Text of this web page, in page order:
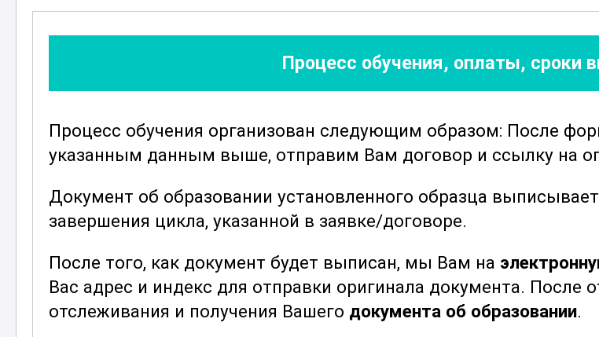
автомобилестроение, медицина и другие. Участники узнают о
выбора и использования ПВХ-материалов в зависимости от
требований и условий эксплуатации.
используемых в производстве ПВХ-композиций. Участники
принципами работы различных машин и устройств, что
понимать технологический процесс и эффективно решать
задачи.
В результате прохождения курса, слушатели смогут уверенно
ориентироваться в области
поливинилхлоридных композиций
полученные знания на практике и вносить свой вклад в развитие
промышленного производства. Курс рассчитан на специалистов,
стремящихся углубить свои знания и навыки в данной области и
Процесс обучения, оплаты, сроки
Процесс обучения организован следующим образом: После
указанным данным выше, отправим Вам договор и ссылку на
Документ об образовании установленного образца
завершения цикла, указанной в заявке/договоре.
После того, как документ будет выписан, мы Вам на
Вас адрес и индекс для отправки оригинала документа.
отслеживания и получения Вашего документа об образовании.